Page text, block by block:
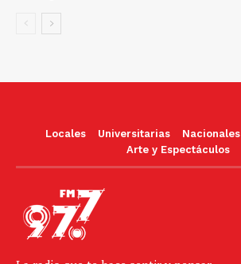
Locales Universitarias Nacionales
Arte y Espectáculos